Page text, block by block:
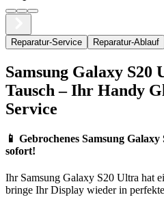
Reparatur-Service Reparatur-Ablauf
Samsung Galaxy S20
Tausch – Ihr Handy
Service
📱 Gebrochenes Samsung
sofort!
Ihr Samsung Galaxy S20 Ultra hat
bringe Ihr Display wieder in